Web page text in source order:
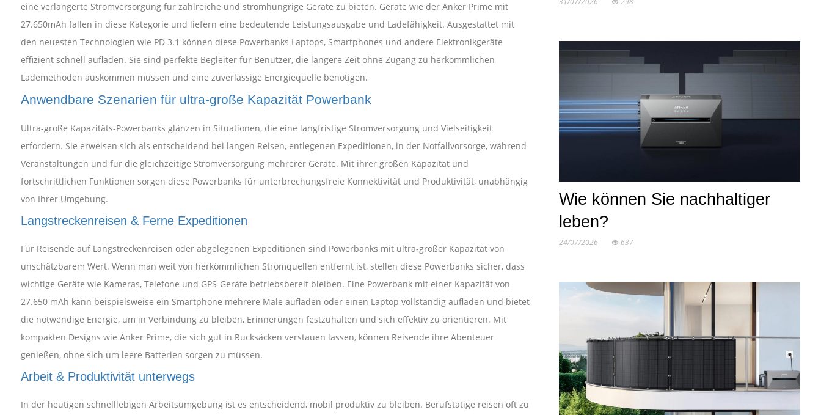
eine verlängerte Stromversorgung für zahlreiche und stromhungrige Geräte zu bieten. Geräte wie der Anker Prime mit
27.650mAh fallen in diese Kategorie und liefern eine bedeutende Leistungsausgabe und Ladefähigkeit. Ausgestattet mit
den neuesten Technologien wie PD 3.1 können diese Powerbanks Laptops, Smartphones und andere Elektronikgeräte
effizient schnell aufladen. Sie sind perfekte Begleiter für Benutzer, die längere Zeit ohne Zugang zu herkömmlichen
Lademethoden auskommen müssen und eine zuverlässige Energiequelle benötigen.
Anwendbare Szenarien für ultra-große Kapazität Powerbank
Ultra-große Kapazitäts-Powerbanks glänzen in Situationen, die eine langfristige Stromversorgung und Vielseitigkeit
erfordern. Sie erweisen sich als entscheidend bei langen Reisen, entlegenen Expeditionen, in der Notfallvorsorge, während
Veranstaltungen und für die gleichzeitige Stromversorgung mehrerer Geräte. Mit ihrer großen Kapazität und
fortschrittlichen Funktionen sorgen diese Powerbanks für unterbrechungsfreie Konnektivität und Produktivität, unabhängig
von Ihrer Umgebung.
Langstreckenreisen & Ferne Expeditionen
Für Reisende auf Langstreckenreisen oder abgelegenen Expeditionen sind Powerbanks mit ultra-großer Kapazität von
unschätzbarem Wert. Wenn man weit von herkömmlichen Stromquellen entfernt ist, stellen diese Powerbanks sicher, dass
wichtige Geräte wie Kameras, Telefone und GPS-Geräte betriebsbereit bleiben. Eine Powerbank mit einer Kapazität von
27.650 mAh kann beispielsweise ein Smartphone mehrere Male aufladen oder einen Laptop vollständig aufladen und bietet
die notwendige Energie, um in Verbindung zu bleiben, Erinnerungen festzuhalten und sich effektiv zu orientieren. Mit
kompakten Designs wie Anker Prime, die sich gut in Rucksäcken verstauen lassen, können Reisende ihre Abenteuer
genießen, ohne sich um leere Batterien sorgen zu müssen.
Arbeit & Produktivität unterwegs
In der heutigen schnelllebigen Arbeitsumgebung ist es entscheidend, mobil produktiv zu bleiben. Berufstätige reisen oft zu
Wie können Sie nachhaltiger
leben?
24/07/2026 637